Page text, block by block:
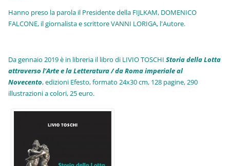
Hanno preso la parola il Presidente della FIJLKAM, DOMENICO
FALCONE, il giornalista e scrittore VANNI LORIGA, l'Autore.
Da gennaio 2019 è in libreria il libro di LIVIO TOSCHIStoria della Lotta
attraverso l'Arte e la Letteratura / da Roma imperiale al
Novecento, edizioni Efesto, formato 24x30 cm, 128 pagine, 290
illustrazioni a colori, 25 euro.